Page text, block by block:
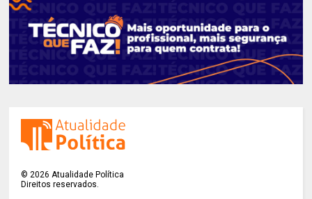
© 2026 Atualidade Política
Direitos reservados.